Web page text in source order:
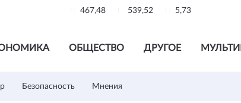
467,48 539,52 5,73
ОБЩЕСТВО ДРУГОЕ
Безопасность Мнения